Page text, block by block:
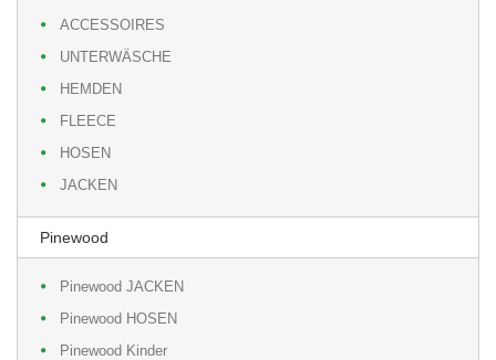
ACCESSOIRES
UNTERWÄSCHE
HEMDEN
FLEECE
HOSEN
JACKEN
Pinewood
Pinewood JACKEN
Pinewood HOSEN
Pinewood Kinder